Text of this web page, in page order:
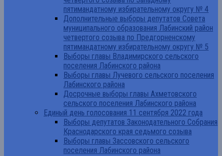
пятимандатному избирательному округу № 4
Дополнительные выборы депутатов Совета
муниципального образования Лабинский район
четвертого созыва по Предгорненскому
пятимандатному избирательному округу № 5
Выборы главы Владимирского сельского
поселения Лабинского района
Выборы главы Лучевого сельского поселения
Лабинского района
Досрочные выборы главы Ахметовского
сельского поселения Лабинского района
Единый день голосования 11 сентября 2022 года
Выборы депутатов Законодательного Собрания
Краснодарского края седьмого созыва
Выборы главы Зассовского сельского
поселения Лабинского района